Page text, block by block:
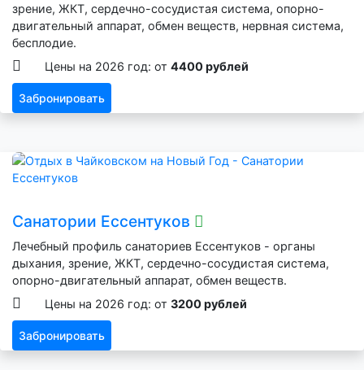
зрение, ЖКТ, сердечно-сосудистая система, опорно-
двигательный аппарат, обмен веществ, нервная система,
бесплодие.
Цены на 2026 год: от 4400 рублей
Забронировать
Санатории Ессентуков
Лечебный профиль санаториев Ессентуков - органы
дыхания, зрение, ЖКТ, сердечно-сосудистая система,
опорно-двигательный аппарат, обмен веществ.
Цены на 2026 год: от 3200 рублей
Забронировать